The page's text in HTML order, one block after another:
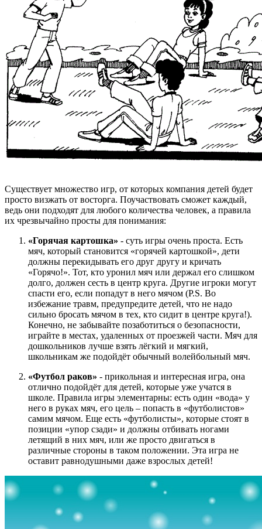
Существует множество игр, от которых компания детей будет
просто визжать от восторга. Поучаствовать сможет каждый,
ведь они подходят для любого количества человек, а правила
их чрезвычайно просты для понимания:
«Горячая картошка» - суть игры очень проста. Есть
мяч, который становится «горячей картошкой», дети
должны перекидывать его друг другу и кричать
«Горячо!». Тот, кто уронил мяч или держал его слишком
долго, должен сесть в центр круга. Другие игроки могут
спасти его, если попадут в него мячом (P.S. Во
избежание травм, предупредите детей, что не надо
сильно бросать мячом в тех, кто сидит в центре круга!).
Конечно, не забывайте позаботиться о безопасности,
играйте в местах, удаленных от проезжей части. Мяч для
дошкольников лучше взять лёгкий и мягкий,
школьникам же подойдёт обычный волейбольный мяч.
«Футбол раков» - прикольная и интересная игра, она
отлично подойдёт для детей, которые уже учатся в
школе. Правила игры элементарны: есть один «вода» у
него в руках мяч, его цель – попасть в «футболистов»
самим мячом. Еще есть «футболисты», которые стоят в
позиции «упор сзади» и должны отбивать ногами
летящий в них мяч, или же просто двигаться в
различные стороны в таком положении. Эта игра не
оставит равнодушными даже взрослых детей!